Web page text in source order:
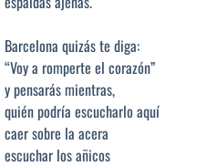
Barcelona quizás te diga:
“Voy a romperte el corazón”
y pensarás mientras,
quién podría escucharlo aquí
caer sobre la acera
escuchar los añicos